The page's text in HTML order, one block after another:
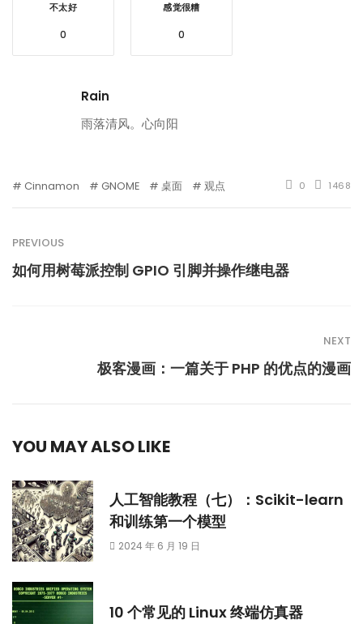
不太好
0
感觉很糟
0
Rain
雨落清风。心向阳
Cinnamon GNOME 桌面 观点 0 1468
PREVIOUS
如何用树莓派控制 GPIO 引脚并操作继电器
NEXT
极客漫画：一篇关于 PHP 的优点的漫画
YOU MAY ALSO LIKE
人工智能教程（七）：Scikit-learn
和训练第一个模型
2024 年 6 月 19 日
10 个常见的 Linux 终端仿真器